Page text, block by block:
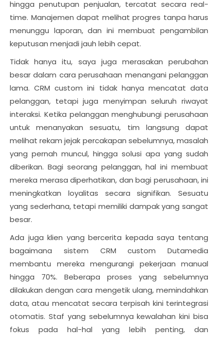
hingga penutupan penjualan, tercatat secara real-
time. Manajemen dapat melihat progres tanpa harus
menunggu laporan, dan ini membuat pengambilan
keputusan menjadi jauh lebih cepat.
Tidak hanya itu, saya juga merasakan perubahan
besar dalam cara perusahaan menangani pelanggan
lama. CRM custom ini tidak hanya mencatat data
pelanggan, tetapi juga menyimpan seluruh riwayat
interaksi. Ketika pelanggan menghubungi perusahaan
untuk menanyakan sesuatu, tim langsung dapat
melihat rekam jejak percakapan sebelumnya, masalah
yang pernah muncul, hingga solusi apa yang sudah
diberikan. Bagi seorang pelanggan, hal ini membuat
mereka merasa diperhatikan, dan bagi perusahaan, ini
meningkatkan loyalitas secara signifikan. Sesuatu
yang sederhana, tetapi memiliki dampak yang sangat
besar.
Ada juga klien yang bercerita kepada saya tentang
bagaimana sistem CRM custom Dutamedia
membantu mereka mengurangi pekerjaan manual
hingga 70%. Beberapa proses yang sebelumnya
dilakukan dengan cara mengetik ulang, memindahkan
data, atau mencatat secara terpisah kini terintegrasi
otomatis. Staf yang sebelumnya kewalahan kini bisa
fokus pada hal-hal yang lebih penting, dan